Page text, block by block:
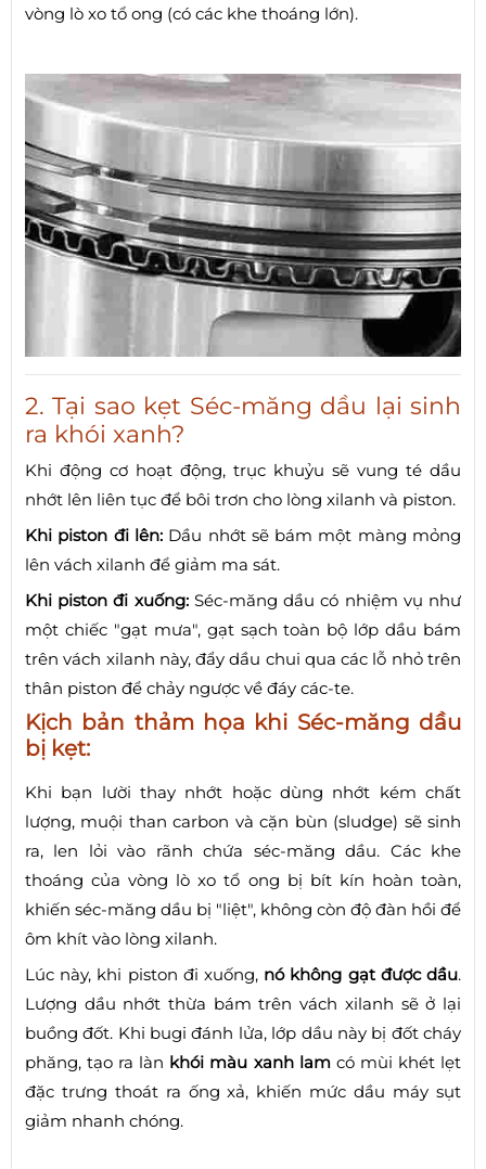
vòng lò xo tổ ong (có các khe thoáng lớn).
2. Tại sao kẹt Séc-măng dầu lại sinh
ra khói xanh?
Khi động cơ hoạt động, trục khuỷu sẽ vung té dầu
nhớt lên liên tục để bôi trơn cho lòng xilanh và piston.
Khi piston đi lên:Dầu nhớt sẽ bám một màng mỏng
lên vách xilanh để giảm ma sát.
Khi piston đi xuống:Séc-măng dầu có nhiệm vụ như
một chiếc "gạt mưa", gạt sạch toàn bộ lớp dầu bám
trên vách xilanh này, đẩy dầu chui qua các lỗ nhỏ trên
thân piston để chảy ngược về đáy các-te.
Kịch bản thảm họa khi Séc-măng dầu
bị kẹt:
Khi bạn lười thay nhớt hoặc dùng nhớt kém chất
lượng, muội than carbon và cặn bùn (sludge) sẽ sinh
ra, len lỏi vào rãnh chứa séc-măng dầu. Các khe
thoáng của vòng lò xo tổ ong bị bít kín hoàn toàn,
khiến séc-măng dầu bị "liệt", không còn độ đàn hồi để
ôm khít vào lòng xilanh.
Lúc này, khi piston đi xuống, nó không gạt được dầu.
Lượng dầu nhớt thừa bám trên vách xilanh sẽ ở lại
buồng đốt. Khi bugi đánh lửa, lớp dầu này bị đốt cháy
phăng, tạo ra làn khói màu xanh lamcó mùi khét lẹt
đặc trưng thoát ra ống xả, khiến mức dầu máy sụt
giảm nhanh chóng.